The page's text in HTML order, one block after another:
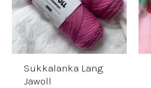
Sukkalanka Lang
Jawoll